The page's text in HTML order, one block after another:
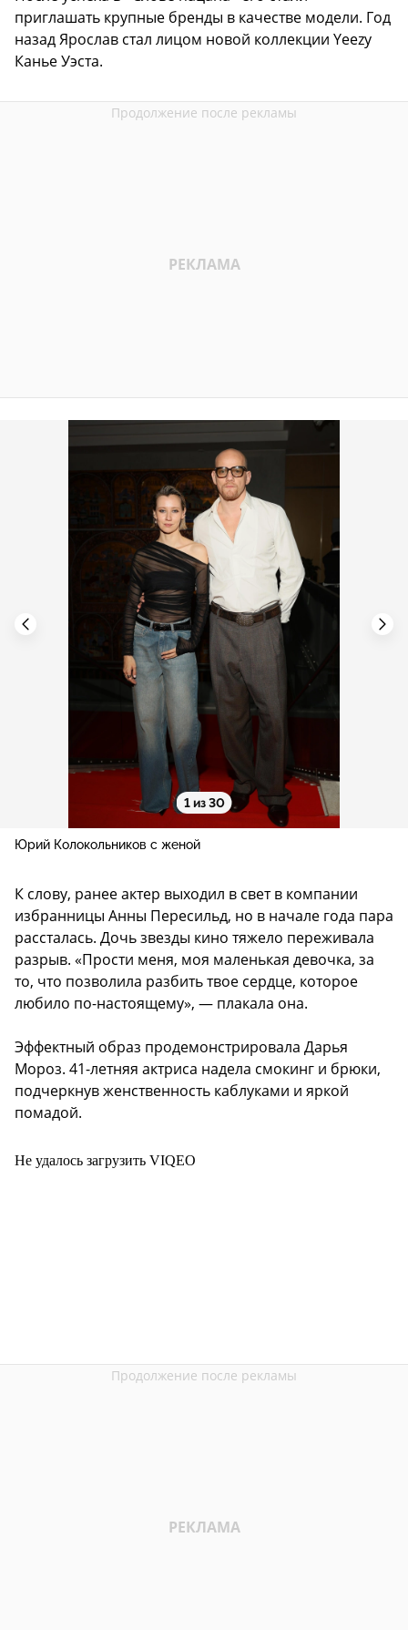
приглашать крупные бренды в качестве модели. Год
назад Ярослав стал лицом новой коллекции Yeezy
Канье Уэста.
1 из 30
Юрий Колокольников с женой
К слову, ранее актер выходил в свет в компании
избранницы Анны Пересильд, но в начале года пара
рассталась. Дочь звезды кино тяжело переживала
разрыв. «Прости меня, моя маленькая девочка, за
то, что позволила разбить твое сердце, которое
любило по-настоящему», — плакала она.
Эффектный образ продемонстрировала Дарья
Мороз. 41-летняя актриса надела смокинг и брюки,
подчеркнув женственность каблуками и яркой
помадой.
Не удалось загрузить VIQEO